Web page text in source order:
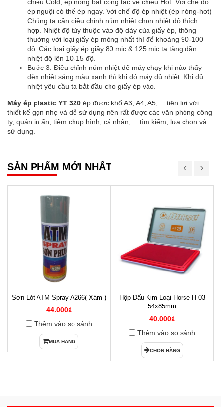
chiều Cold, ép nóng bật công tắc về chiều Hot. Với chế độ
ép nguội có thể ép ngay. Với chế độ ép nhiệt (ép nóng-hot)
Chúng ta cần điều chỉnh núm nhiệt chọn nhiệt độ thích
hợp. Nhiệt độ tùy thuộc vào độ dày của giấy ép, thông
thường với loại giấy ép mỏng nhất thì để khoảng 90-100
độ. Các loại giấy ép giầy 80 mic & 125 mic ta tăng dần
nhiệt độ lên 10-15 độ.
Bước 3: Điều chỉnh núm nhiệt để máy chạy khi nào thấy
đèn nhiệt sáng màu xanh thì khi đó máy đủ nhiệt. Khi đủ
nhiệt yêu cầu ta bắt đầu cho giấy ép vào.
Máy ép plastic YT 320 ép được khổ A3, A4, A5,… tiện lợi với
thiết kế gọn nhẹ và dễ sử dụng nên rất được các văn phòng công
ty, quán in ấn, tiệm chụp hình, cá nhân,… tìm kiếm, lựa chọn và
sử dụng.
SẢN PHẨM MỚI NHẤT
Sơn Lót ATM Spray A266( Xám )
44.000₫
Thêm vào so sánh
MUA HÀNG
Hộp Dấu Kim Loại Horse H-03
54x85mm
40.000₫
Thêm vào so sánh
CHỌN HÀNG